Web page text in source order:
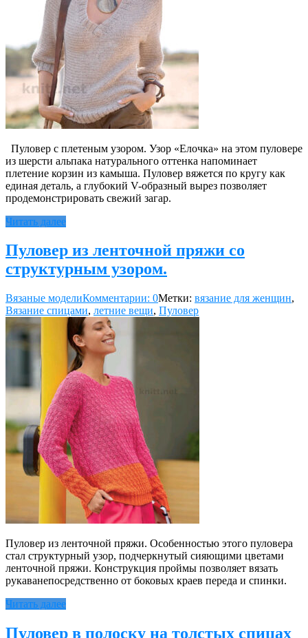
Пуловер с плетеным узором. Узор «Елочка» на этом пуловере
из шерсти альпака натурального оттенка напоминает
плетение корзин из камыша. Пуловер вяжется по кругу как
единая деталь, а глубокий V-образный вырез позволяет
продемонстрировать свежий загар.
Читать далее
Пуловер из ленточной пряжи со
структурным узором.
Вязаные моделиКомментарии: 0Метки: вязание для женщин,
Вязание спицами, летние вещи, Пуловер
Пуловер из ленточной пряжи. Особенностью этого пуловера
стал структурный узор, подчеркнутый сияющими цветами
ленточной пряжи. Конструкция проймы позволяет вязать
рукаванепосредственно от боковых краев переда и спинки.
Читать далее
Пуловер в полоску на толстых спицах